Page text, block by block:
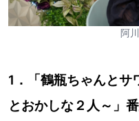
阿
1．「鶴瓶ちゃんとサ
とおかしな２人～」